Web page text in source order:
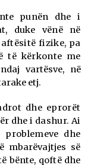
punën dhe i
duke vënë në
aftësitë fizike, pa
të kërkonte me
vartësve, në
etj.
dhe eprorët
dhe i dashur. Ai
dhe
mbarëvajtjes së
bënte, qoftë dhe